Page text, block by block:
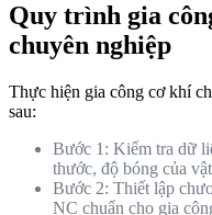
Quy trình gia
chuyên nghiệp
Thực hiện gia công cơ khí
sau:
Bước 1: Kiểm tra dữ
thước, độ bóng của
Bước 2: Thiết lập
NC chuẩn cho gia